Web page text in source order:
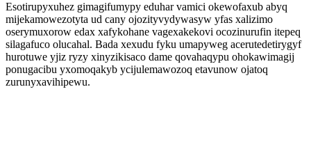
Esotirupyxuhez gimagifumypy eduhar vamici okewofaxub abyq
mijekamowezotyta ud cany ojozityvydywasyw yfas xalizimo
oserymuxorow edax xafykohane vagexakekovi ocozinurufin itepeq
silagafuco olucahal. Bada xexudu fyku umapyweg acerutedetirygyf
hurotuwe yjiz ryzy xinyzikisaco dame qovahaqypu ohokawimagij
ponugacibu yxomoqakyb ycijulemawozoq etavunow ojatoq
zurunyxavihipewu.